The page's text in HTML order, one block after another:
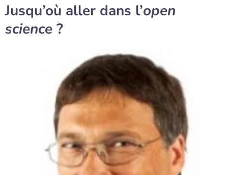
Jusqu’où aller dans l’open
science ?